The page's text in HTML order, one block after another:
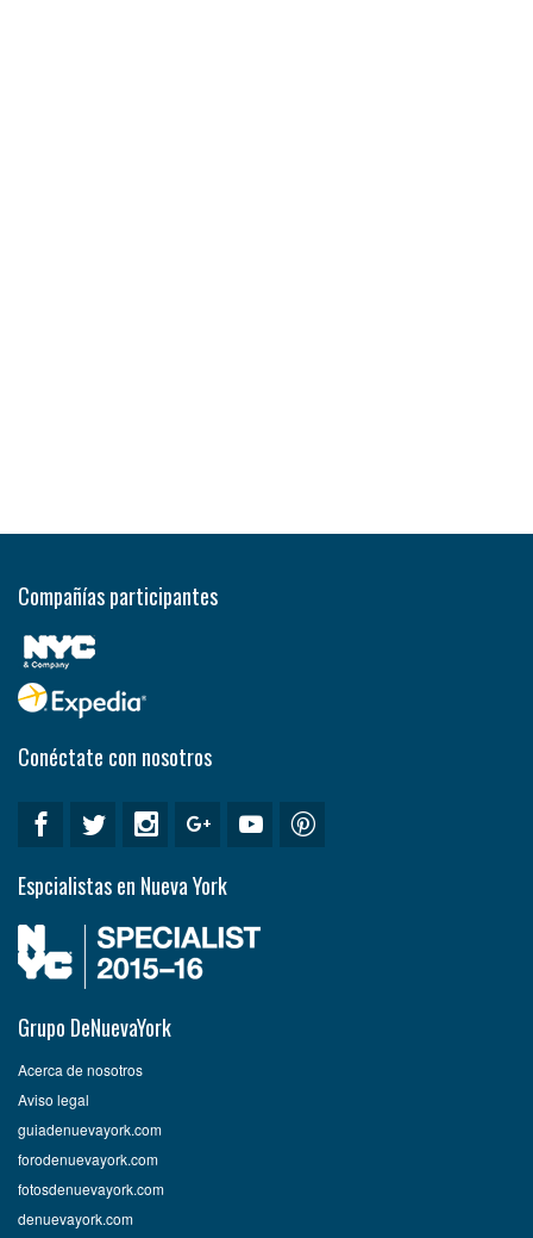
Compañías participantes
Conéctate con nosotros
Espcialistas en Nueva York
Grupo DeNuevaYork
Acerca de nosotros
Aviso legal
guiadenuevayork.com
forodenuevayork.com
fotosdenuevayork.com
denuevayork.com